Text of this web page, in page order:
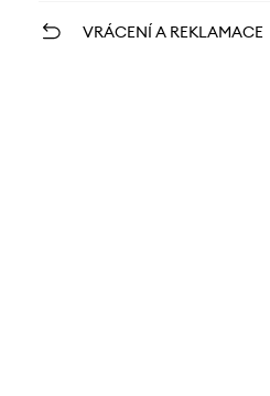
VRÁCENÍ A REKLAMACE